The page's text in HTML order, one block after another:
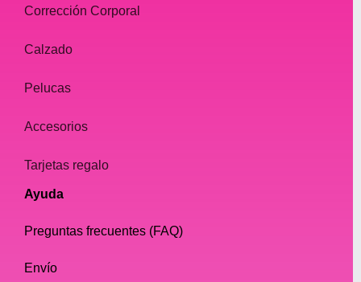
Corrección Corporal
Calzado
Pelucas
Accesorios
Tarjetas regalo
Ayuda
Preguntas frecuentes (FAQ)
Envío